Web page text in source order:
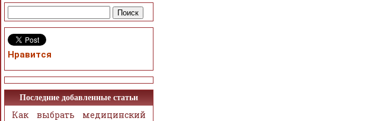
Нравится
Последние добавленные статьи
Как выбрать медицинский